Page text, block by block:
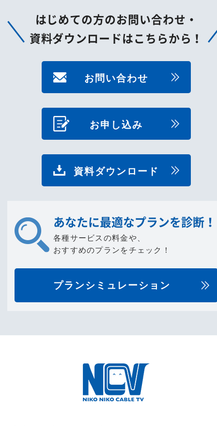
はじめての方のお問い合わせ・
資料ダウンロードはこちらから！
お問い合わせ
お申し込み
資料ダウンロード
あなたに最適なプランを診断！
各種サービスの料金や、
おすすめのプランをチェック！
プランシミュレーション